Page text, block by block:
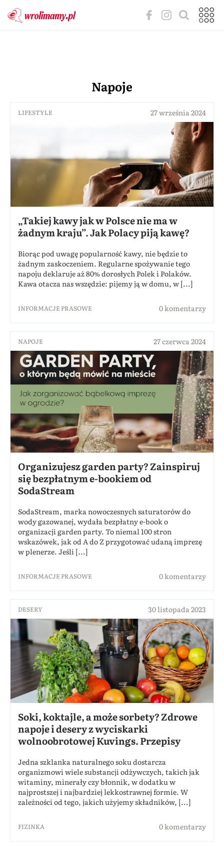
Napoje
LIFESTYLE 27 września 2024
„Takiej kawy jak w Polsce nie ma w
żadnym kraju”. Jak Polacy piją kawę?
Biorąc pod uwagę popularność kawy, nie będzie to
żadnym zaskoczeniem. Regularne spożywanie tego
napoju deklaruje aż 80% dorosłych Polek i Polaków.
Kawa otacza nas wszędzie: pijemy ją w domu, w [...]
INFORMACJE PRASOWE 0 komentarzy
NAPOJE 27 czerwca 2024
Organizujesz garden party? Zainspiruj
się bezpłatnym e-bookiem od
SodaStream
SodaStream, marka nowoczesnych saturatorów do
wody gazowanej, wydała bezpłatny e-book o
organizacji garden party. To niemal 100 stron
wskazówek, jak od A do Z przygotować udaną imprezę
w plenerze. Jeśli [...]
INFORMACJE PRASOWE 0 komentarzy
DESERY 30 listopada 2023
Soki, koktajle, a może sorbety? Zdrowe
napoje i desery z wyciskarki
wolnoobrotowej Kuvings. Przepisy
Jedna szklanka naturalnego soku dostarcza
organizmowi wiele substancji odżywczych, takich jak
witaminy, minerały czy błonnik, w dodatku w
najprostszej i najbardziej lekkostrawnej formie. W
zależności od tego, jakich użyjemy składników, [...]
FIZINKA 0 komentarzy